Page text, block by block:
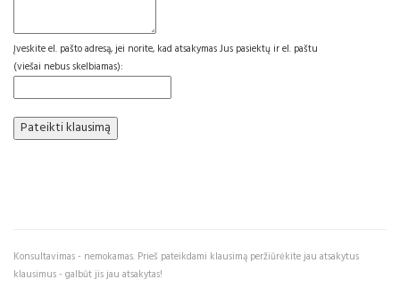
Įveskite el. pašto adresą, jei norite, kad atsakymas Jus pasiektų ir el. paštu
(viešai nebus skelbiamas):
Konsultavimas - nemokamas. Prieš pateikdami klausimą peržiūrėkite jau atsakytus
klausimus - galbūt jis jau atsakytas!